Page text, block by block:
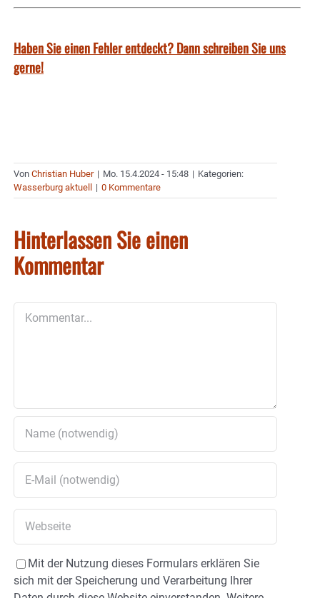
Haben Sie einen Fehler entdeckt? Dann schreiben Sie uns
gerne!
Von Christian Huber | Mo. 15.4.2024 - 15:48 | Kategorien:
Wasserburg aktuell | 0 Kommentare
Hinterlassen Sie einen
Kommentar
Mit der Nutzung dieses Formulars erklären Sie
sich mit der Speicherung und Verarbeitung Ihrer